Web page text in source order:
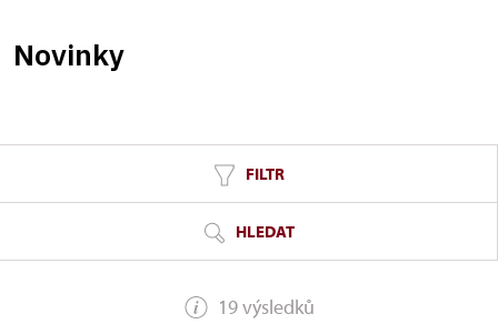
Novinky
FILTR
HLEDAT
19 výsledků